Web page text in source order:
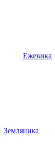
Ежевика
Земляника